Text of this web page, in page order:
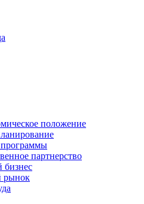
положение
партнерство
рынок